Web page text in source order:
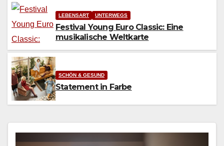
LEBENSART UNTERWEGS
Festival Young Euro Classic: Eine
musikalische Weltkarte
SCHÖN & GESUND
Statement in Farbe